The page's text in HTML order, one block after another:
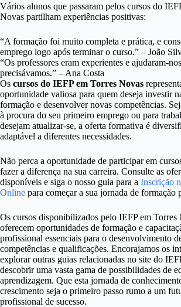
Vários alunos que passaram pelos cursos do
Novas partilham experiências positivas:
“A formação foi muito completa e prática, e
emprego logo após terminar o curso.” – João
“Os professores eram experientes e ajudaram-
precisávamos.” – Ana Costa
Os cursos do IEFP em Torres Novas
oportunidade valiosa para quem deseja investir
formação e desenvolver novas competências.
à procura do seu primeiro emprego ou para
desejam atualizar-se, a oferta formativa é
adaptável a diferentes necessidades.
Não perca a oportunidade de participar em
fazer a diferença na sua carreira. Consulte as
disponíveis e siga o nosso guia para a Inscrição
Online para começar a sua jornada de formação
Os cursos disponibilizados pelo IEFP em Torres
oferecem oportunidades de formação e
profissional essenciais para o desenvolvimento
competências e qualificações. Encorajamos os
explorar outras guias relacionadas no site do
descobrir uma vasta gama de possibilidades de
aprendizagem. Que esta jornada de
crescimento seja o primeiro passo rumo a um
profissional de sucesso.